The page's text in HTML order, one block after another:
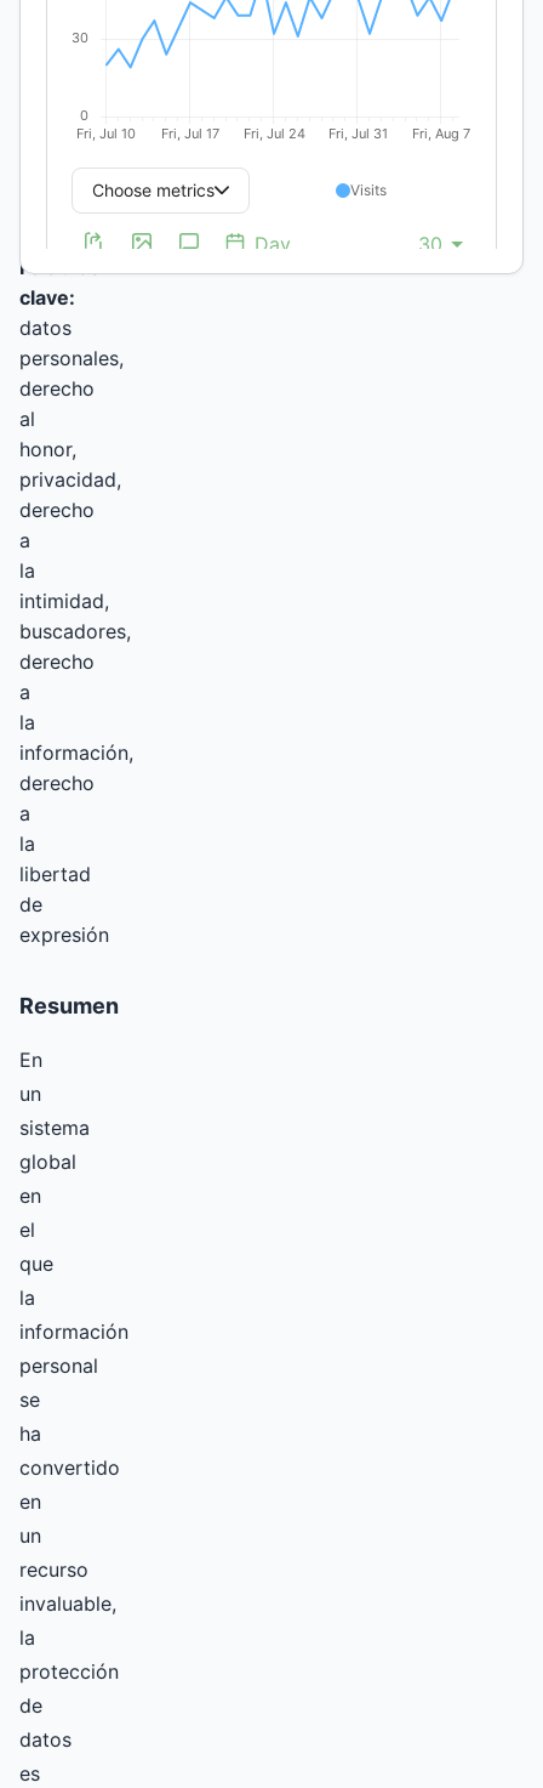
Tucumán
v16n1a02
Palabras
clave:
datos
personales,
derecho
al
honor,
privacidad,
derecho
a
la
intimidad,
buscadores,
derecho
a
la
información,
derecho
a
la
libertad
de
expresión
Resumen
En
un
sistema
global
en
el
que
la
información
personal
se
ha
convertido
en
un
recurso
invaluable,
la
protección
de
datos
es